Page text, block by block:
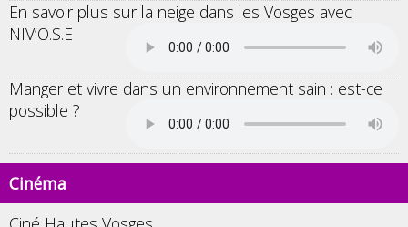
En savoir plus sur la neige dans les Vosges avec
NIV’O.S.E
Manger et vivre dans un environnement sain : est-ce
possible ?
Cinéma